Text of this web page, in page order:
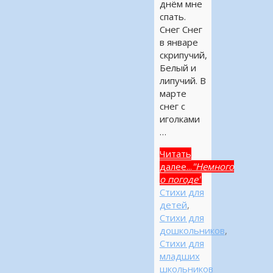
днём мне
спать.
Снег Снег
в январе
скрипучий,
Белый и
липучий. В
марте
снег с
иголками
…
Читать
далее... "Немного
о погоде"
Стихи для
детей,
Стихи для
дошкольников,
Стихи для
младших
школьников